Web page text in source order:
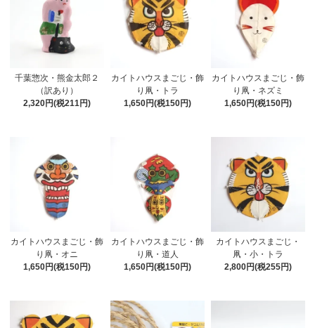
千葉惣次・熊金太郎２
（訳あり）
2,320円(税211円)
カイトハウスまごじ・飾
り凧・トラ
1,650円(税150円)
カイトハウスまごじ・飾
り凧・ネズミ
1,650円(税150円)
カイトハウスまごじ・飾
り凧・オニ
1,650円(税150円)
カイトハウスまごじ・飾
り凧・道人
1,650円(税150円)
カイトハウスまごじ・
凧・小・トラ
2,800円(税255円)